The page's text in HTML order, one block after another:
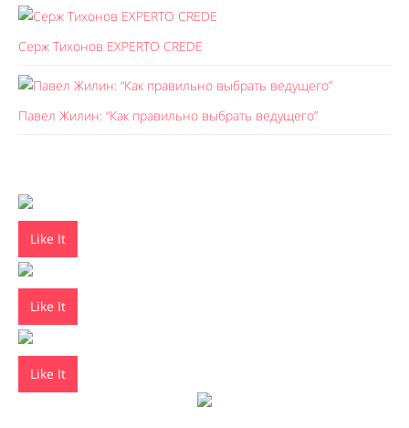
Серж Тихонов EXPERTO CREDE
Павел Жилин: “Как правильно выбрать ведущего”
Like It
Like It
Like It